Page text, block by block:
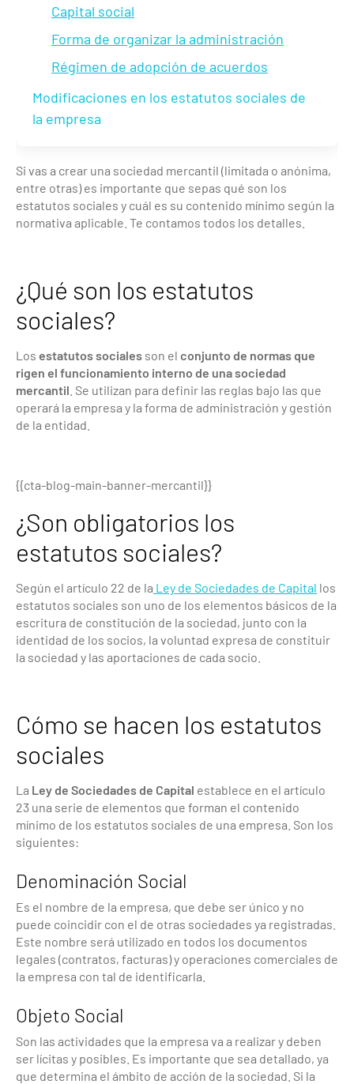
Capital social
Forma de organizar la administración
Régimen de adopción de acuerdos
Modificaciones en los estatutos sociales de
la empresa
Si vas a crear una sociedad mercantil (limitada o anónima,
entre otras) es importante que sepas qué son los
estatutos sociales y cuál es su contenido mínimo según la
normativa aplicable. Te contamos todos los detalles.
¿Qué son los estatutos
sociales?
Los estatutos sociales son el conjunto de normas que
rigen el funcionamiento interno de una sociedad
mercantil . Se utilizan para definir las reglas bajo las que
operará la empresa y la forma de administración y gestión
de la entidad.
{{cta-blog-main-banner-mercantil}}
¿Son obligatorios los
estatutos sociales?
Según el artículo 22 de la Ley de Sociedades de Capital los
estatutos sociales son uno de los elementos básicos de la
escritura de constitución de la sociedad, junto con la
identidad de los socios, la voluntad expresa de constituir
la sociedad y las aportaciones de cada socio.
Cómo se hacen los estatutos
sociales
La Ley de Sociedades de Capital establece en el artículo
23 una serie de elementos que forman el contenido
mínimo de los estatutos sociales de una empresa. Son los
siguientes:
Denominación Social
Es el nombre de la empresa, que debe ser único y no
puede coincidir con el de otras sociedades ya registradas.
Este nombre será utilizado en todos los documentos
legales (contratos, facturas) y operaciones comerciales de
la empresa con tal de identificarla.
Objeto Social
Son las actividades que la empresa va a realizar y deben
ser lícitas y posibles. Es importante que sea detallado, ya
que determina el ámbito de acción de la sociedad. Si la